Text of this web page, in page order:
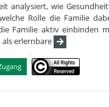
analysiert, wie
Rolle die Familie
Familie aktiv einbinden
erlernbare